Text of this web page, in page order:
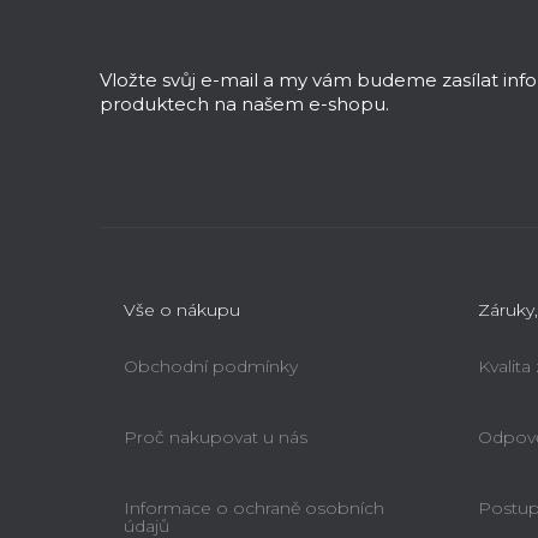
Ihned k dodání
Vložte svůj e-mail a my vám budeme zasílat
produktech na našem e-shopu.
Vše o nákupu
Obchodní podmínky
Proč nakupovat u nás
Informace o ochraně osobních
údajů